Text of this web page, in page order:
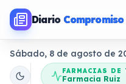
Diario Compromiso
Sábado, 8 de agosto de
FARMACIAS DE
Farmacia Ruiz